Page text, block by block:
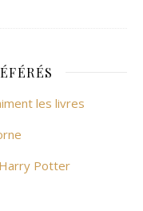
les livres
Potter